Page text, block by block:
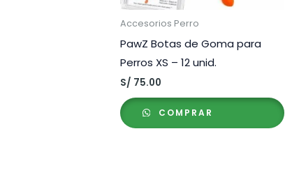
Accesorios Perro
PawZ Botas de Goma para
Perros XS – 12 unid.
S/ 75.00
COMPRAR